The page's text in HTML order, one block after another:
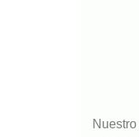
Nuestro